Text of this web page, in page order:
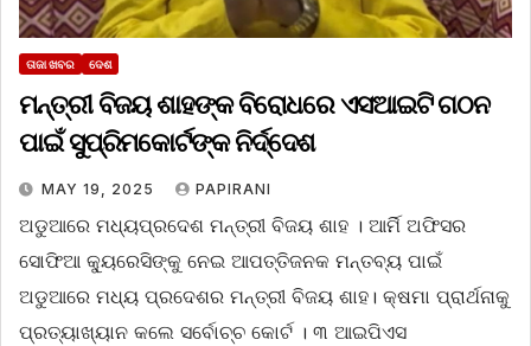
ତାଜା ଖବର ଦେଶ
ମନ୍ତ୍ରୀ ବିଜୟ ଶାହଙ୍କ ବିରୋଧରେ ଏସଆଇଟି ଗଠନ
ପାଇଁ ସୁପ୍ରିମକୋର୍ଟଙ୍କ ନିର୍ଦ୍ଦେଶ
MAY 19, 2025 PAPIRANI
ଅଡୁଆରେ ମଧ୍ୟପ୍ରଦେଶ ମନ୍ତ୍ରୀ ବିଜୟ ଶାହ । ଆର୍ମି ଅଫିସର
ସୋଫିଆ କ୍ୟୁରେସିଙ୍କୁ ନେଇ ଆପତ୍ତିଜନକ ମନ୍ତବ୍ୟ ପାଇଁ
ଅଡୁଆରେ ମଧ୍ୟ ପ୍ରଦେଶର ମନ୍ତ୍ରୀ ବିଜୟ ଶାହ। କ୍ଷମା ପ୍ରାର୍ଥନାକୁ
ପ୍ରତ୍ୟାଖ୍ୟାନ କଲେ ସର୍ବୋଚ୍ଚ କୋର୍ଟ । ୩ ଆଇପିଏସ